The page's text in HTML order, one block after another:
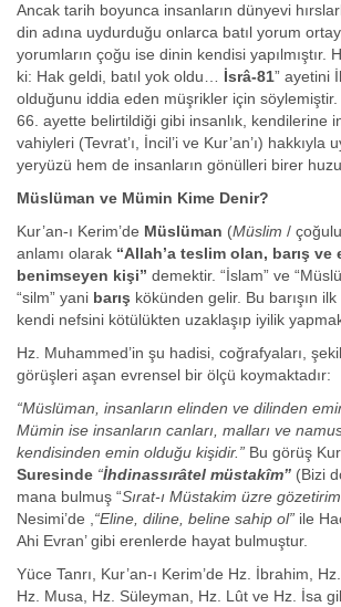
Ancak tarih boyunca insanların dünyevi
din adına uydurduğu onlarca batıl yorum
yorumların çoğu ise dinin kendisi yapılmıştır.
ki: Hak geldi, batıl yok oldu…
İsrâ-81” ayetini
olduğunu iddia eden müşrikler için
66. ayette belirtildiği gibi insanlık, kendilerine
vahiyleri (Tevrat’ı, İncil’i ve Kur’an’ı) hakkıyla
yeryüzü hem de insanların gönülleri birer
Müslüman ve Mümin Kime Denir?
Kur’an-ı Kerim’de Müslüman (Müslim / çoğulu
anlamı olarak “Allah’a teslim olan, barış ve
benimseyen kişi” demektir. “İslam” ve
“silm” yani barış kökünden gelir. Bu barışın
kendi nefsini kötülükten uzaklaşıp iyilik
Hz. Muhammed’in şu hadisi, coğrafyaları,
görüşleri aşan evrensel bir ölçü koymaktadır:
“Müslüman, insanların elinden ve dilinden
Mümin ise insanların canları, malları ve
kendisinden emin olduğu kişidir.” Bu görüş
Suresinde “İhdinassırâtel müstakîm” (Bizi
mana bulmuş “Sırat-ı Müstakim üzre gözetirim
Nesimi’de , “Eline, diline, beline sahip ol” ile
Ahi Evran’ gibi erenlerde hayat bulmuştur.
Yüce Tanrı, Kur’an-ı Kerim’de Hz. İbrahim,
Hz. Musa, Hz. Süleyman, Hz. Lût ve Hz. İsa